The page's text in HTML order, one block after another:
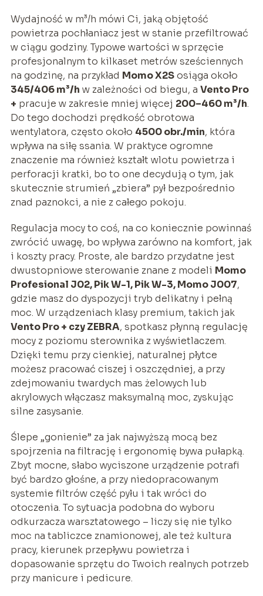
Wydajność w m³/h mówi Ci, jaką objętość
powietrza pochłaniacz jest w stanie przefiltrować
w ciągu godziny. Typowe wartości w sprzęcie
profesjonalnym to kilkaset metrów sześciennych
na godzinę, na przykład Momo X2Sosiąga około
345/406 m³/h w zależności od biegu, a Vento Pro
+ pracuje w zakresie mniej więcej 200–460 m³/h.
Do tego dochodzi prędkość obrotowa
wentylatora, często około 4500 obr./min, która
wpływa na siłę ssania. W praktyce ogromne
znaczenie ma również kształt wlotu powietrza i
perforacji kratki, bo to one decydują o tym, jak
skutecznie strumień „zbiera” pył bezpośrednio
znad paznokci, a nie z całego pokoju.
Regulacja mocy to coś, na co koniecznie powinnaś
zwrócić uwagę, bo wpływa zarówno na komfort, jak
i koszty pracy. Proste, ale bardzo przydatne jest
dwustopniowe sterowanie znane z modeli Momo
Profesional J02, Pik W-1, Pik W-3, Momo J007,
gdzie masz do dyspozycji tryb delikatny i pełną
moc. W urządzeniach klasy premium, takich jak
Vento Pro + czy ZEBRA, spotkasz płynną regulację
mocy z poziomu sterownika z wyświetlaczem.
Dzięki temu przy cienkiej, naturalnej płytce
możesz pracować ciszej i oszczędniej, a przy
zdejmowaniu twardych mas żelowych lub
akrylowych włączasz maksymalną moc, zyskując
silne zasysanie.
Ślepe „gonienie” za jak najwyższą mocą bez
spojrzenia na filtrację i ergonomię bywa pułapką.
Zbyt mocne, słabo wyciszone urządzenie potrafi
być bardzo głośne, a przy niedopracowanym
systemie filtrów część pyłu i tak wróci do
otoczenia. To sytuacja podobna do wyboru
odkurzacza warsztatowego – liczy się nie tylko
moc na tabliczce znamionowej, ale też kultura
pracy, kierunek przepływu powietrza i
dopasowanie sprzętu do Twoich realnych potrzeb
przy manicure i pedicure.